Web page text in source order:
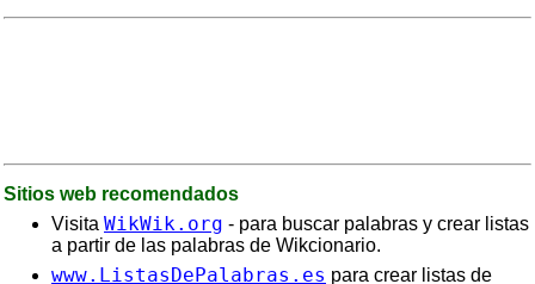
Sitios web recomendados
Visita WikWik.org - para buscar palabras y crear listas
a partir de las palabras de Wikcionario.
www.ListasDePalabras.es para crear listas de